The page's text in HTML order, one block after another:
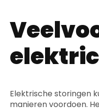
Elektrische storingen
manieren voordoen.